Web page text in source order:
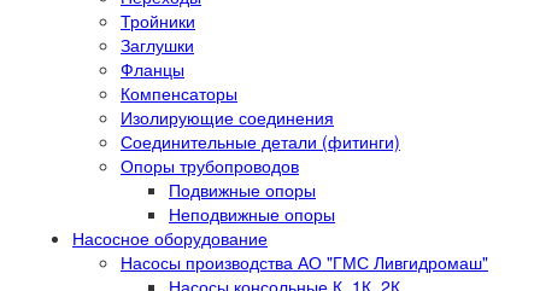
Тройники
Заглушки
Фланцы
Компенсаторы
Изолирующие соединения
Соединительные детали (фитинги)
Опоры трубопроводов
Подвижные опоры
Неподвижные опоры
Насосное оборудование
Насосы производства АО "ГМС Ливгидромаш"